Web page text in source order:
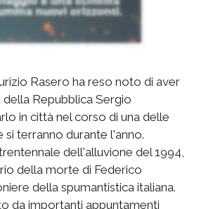
Rasero ha reso noto di aver
Repubblica Sergio
in città nel corso di una delle
terranno durante l'anno.
dell'alluvione del 1994,
della morte di Federico
della spumantistica italiana.
da importanti appuntamenti